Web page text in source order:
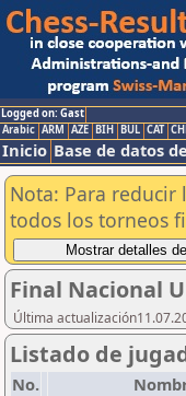
Logged on: Gast
Arabic ARM AZE BIH BUL CAT
Inicio Base de datos
Nota: Para reducir
todos los torneos
Final Nacional
Última
Listado de
No.